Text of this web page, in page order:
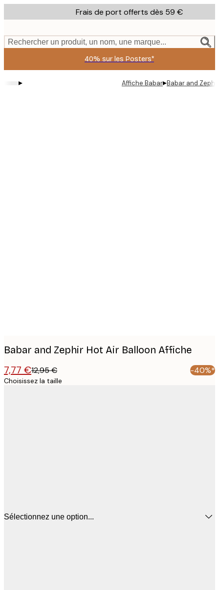
to
content.
Frais de port offerts dès 59 €
Rechercher un produit, un nom, une marque...
40% sur les Posters*
▸ Affiche Babar▸Babar and
Babar and Zephir Hot Air Balloon Affiche
7,77 €12,95 € -40%*
Choisissez la taille
Sélectionnez une option...